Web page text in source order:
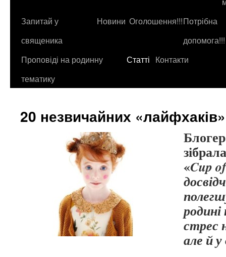
контенту
Запитай у
священика
Новини Оголошення!!!Потрібна
допомога!!!
Проповіді на родинну
тематику
Статті Контакти
20 незвичайних
«Cup
стрес
але й